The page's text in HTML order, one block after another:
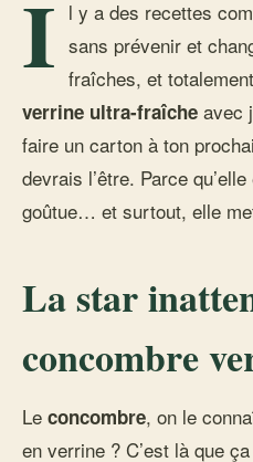
I l y a des recettes
sans prévenir et
fraîches, et
verrine ultra-fraîche avec
faire un carton à ton
devrais l’être. Parce
goûtue… et surtout, elle
La star
concombre
Le concombre, on le
en verrine ? C’est là que